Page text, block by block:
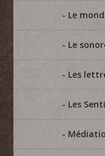
Le
Le
Les
Les